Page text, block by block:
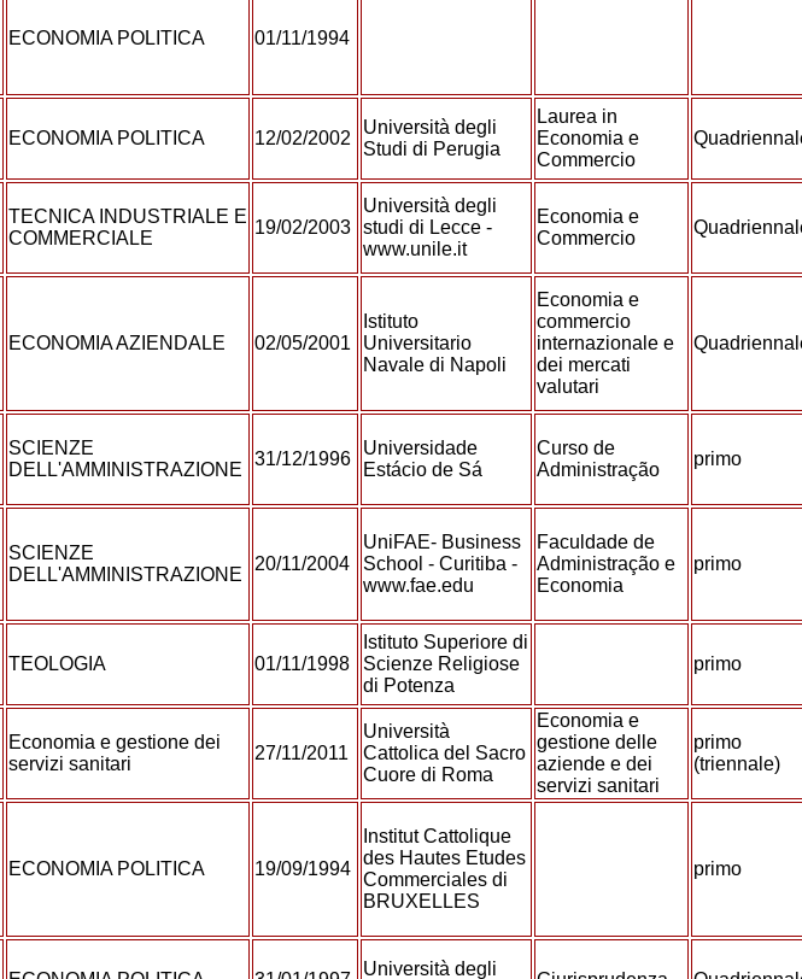
ECONOMIA POLITICA 01/11/1994
ECONOMIA POLITICA 12/02/2002
Università degli
Studi di Perugia
Laurea in
Economia e
Commercio
TECNICA INDUSTRIALE E
COMMERCIALE
19/02/2003
Università degli
studi di Lecce -
www.unile.it
Economia e
Commercio
ECONOMIA AZIENDALE 02/05/2001
Istituto
Universitario
Navale di Napoli
Economia e
commercio
internazionale e
dei mercati
valutari
SCIENZE
DELL'AMMINISTRAZIONE
31/12/1996
Universidade
Estácio de Sá
Curso de
Administração
primo
SCIENZE
DELL'AMMINISTRAZIONE
20/11/2004
UniFAE- Business
School - Curitiba -
www.fae.edu
Faculdade de
Administração e
Economia
primo
TEOLOGIA 01/11/1998
Istituto Superiore di
Scienze Religiose
di Potenza
primo
Economia e gestione dei
servizi sanitari
27/11/2011
Università
Cattolica del Sacro
Cuore di Roma
Economia e
gestione delle
aziende e dei
servizi sanitari
primo
(triennale)
ECONOMIA POLITICA 19/09/1994
Institut Cattolique
des Hautes Etudes
Commerciales di
BRUXELLES
primo
Università degli